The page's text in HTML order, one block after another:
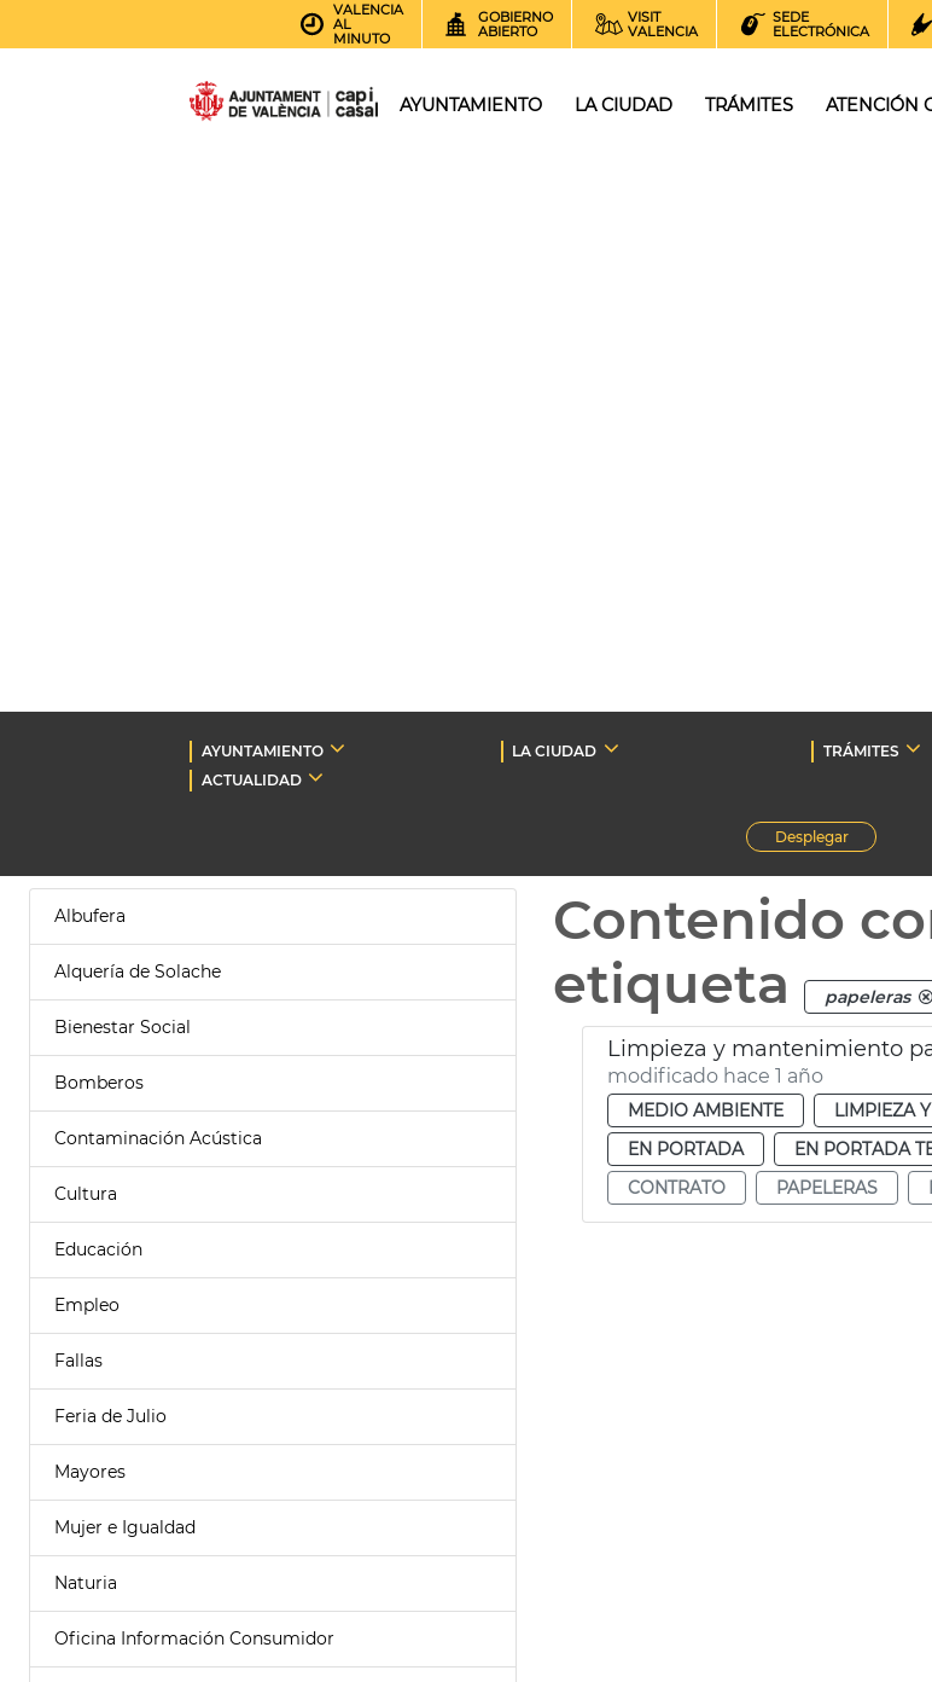
VALENCIA
AL
MINUTO
GOBIERNO
ABIERTO
VISIT
VALENCIA
SEDE
ELECTRÓNICA
AYUNTAMIENTO LA CIUDAD TRÁMITES ATENCIÓN
AYUNTAMIENTO LA CIUDAD TRÁMITES
ACTUALIDAD
Desplegar
Albufera
Alquería de Solache
Bienestar Social
Bomberos
Contaminación Acústica
Cultura
Educación
Empleo
Fallas
Feria de Julio
Mayores
Mujer e Igualdad
Naturia
Oficina Información Consumidor
Contenido
etiqueta
papeleras
Limpieza y mantenimiento
modificado hace 1 año
MEDIO AMBIENTE LIMPIEZA
EN PORTADA
EN PORTADA
CONTRATO
PAPELERAS